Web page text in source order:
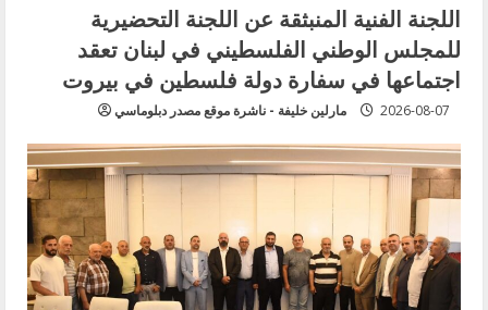
اللجنة الفنية المنبثقة عن اللجنة التحضيرية
للمجلس الوطني الفلسطيني في لبنان تعقد
اجتماعها في سفارة دولة فلسطين في بيروت
مارلين خليفة - ناشرة موقع مصدر دبلوماسي 2026-08-07